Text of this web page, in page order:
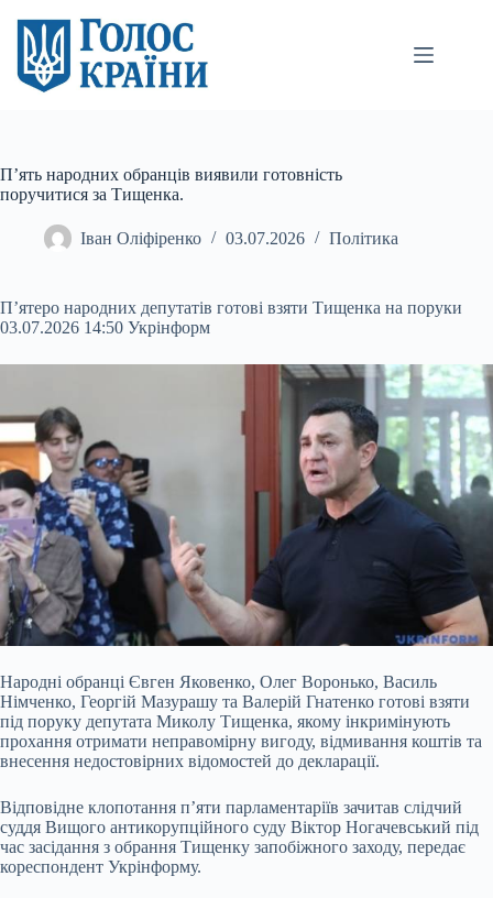
вмісту
П’ять народних обранців виявили готовність
поручитися за Тищенка.
Іван Оліфіренко 03.07.2026 Політика
П’ятеро народних депутатів готові взяти Тищенка на поруки
03.07.2026 14:50 Укрінформ
Народні обранці Євген Яковенко, Олег Воронько, Василь
Німченко, Георгій Мазурашу та Валерій Гнатенко готові взяти
під поруку депутата Миколу Тищенка, якому інкримінують
прохання отримати неправомірну вигоду, відмивання коштів та
внесення недостовірних відомостей до декларації.
Відповідне клопотання п’яти парламентаріїв зачитав слідчий
суддя Вищого антикорупційного суду Віктор Ногачевський під
час засідання з обрання Тищенку запобіжного заходу, передає
кореспондент Укрінформу.